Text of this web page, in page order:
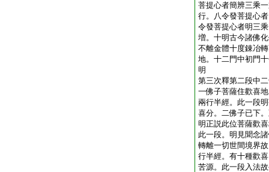
菩提心者簡辨三乘
行。八令發菩提心
令發菩提心者明三
増。十明古今諸佛
不離金體十度錬冶
地。十二門中初門
明
第三次釋第二段中
一佛子菩薩住歡喜
兩行半經。此一段
喜分。二佛子已下
明正説此位菩薩歡
此一段。明見聞念
轉離一切世間境界
行半經。有十種歡
苦源。此一段入法